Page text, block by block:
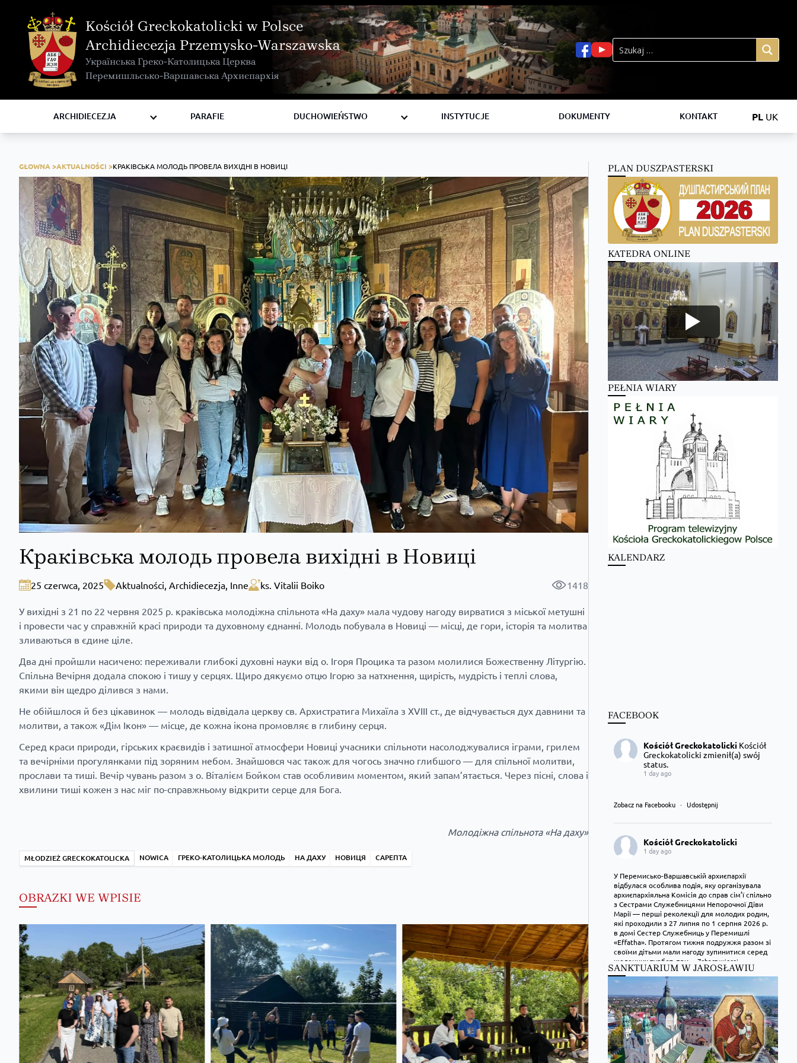
Kościół Greckokatolicki w Polsce
Archidiecezja Przemysko-Warszawska
Українська Греко-Католицька Церква
Перемишльсько-Варшавська Архиєпархія
ARCHIDIECEZJA
KURIA METROPOLITALNA
KAPITUŁA
KOMISJE I WYDZIAŁY
RADY
ZAKONY I ZGROMADZENIA
PARAFIE
DUCHOWIEŃSTWO
BISKUPI
KSIĘŻA
INSTYTUCJE
DOKUMENTY KONTAKT PL UK
GŁOWNA >AKTUALNOŚCI >КРАКІВСЬКА МОЛОДЬ ПРОВЕЛА ВИХІДНІ В НОВИЦІ
Краківська молодь провела вихідні в Новиці
25 czerwca, 2025 Aktualności, Archidiecezja, Inne ks. Vitalii Boiko 1418
У вихідні з 21 по 22 червня 2025 р. краківська молодіжна спільнота «На даху» мала чудову нагоду вирватися з міської метушні
і провести час у справжній красі природи та духовному єднанні. Молодь побувала в Новиці — місці, де гори, історія та молитва
зливаються в єдине ціле.
Два дні пройшли насичено: переживали глибокі духовні науки від о. Ігоря Процика та разом молилися Божественну Літургію.
Спільна Вечірня додала спокою і тишу у серцях. Щиро дякуємо отцю Ігорю за натхнення, щирість, мудрість і теплі слова,
якими він щедро ділився з нами.
Не обійшлося й без цікавинок — молодь відвідала церкву св. Архистратига Михаїла з XVIII ст., де відчувається дух давнини та
молитви, а також «Дім Ікон» — місце, де кожна ікона промовляє в глибину серця.
Серед краси природи, гірських краєвидів і затишної атмосфери Новиці учасники спільноти насолоджувалися іграми, грилем
та вечірніми прогулянками під зоряним небом. Знайшовся час також для чогось значно глибшого — для спільної молитви,
прослави та тиші. Вечір чувань разом з о. Віталієм Бойком став особливим моментом, який запам’ятається. Через пісні, слова і
хвилини тиші кожен з нас міг по-справжньому відкрити серце для Бога.
Молодіжна спільнота «На даху»
MŁODZIEŻ GRECKOKATOLICKA NOWICA ГРЕКО-КАТОЛИЦЬКА МОЛОДЬ НА ДАХУ НОВИЦЯ САРЕПТА
OBRAZKI WE WPISIE
PLAN DUSZPASTERSKI
KATEDRA ONLINE
PEŁNIA WIARY
KALENDARZ
FACEBOOK
Kościół Greckokatolicki Kościół
Greckokatolicki zmienił(a) swój
status.
1 day ago
Zobacz na Facebooku · Udostępnij
Kościół Greckokatolicki
1 day ago
У Перемисько-Варшавській архиєпархії
відбулася особлива подія, яку організувала
архиєпархіяльна Комісія до справ сім’ї спільно
з Сестрами Служебницями Непорочної Діви
Марії — перші реколекції для молодих родин,
які проходили з 27 липня по 1 серпня 2026 р.
в домі Сестер Служебниць у Перемишлі
«Effatha». Протягом тижня подружжя разом зі
своїми дітьми мали нагоду зупинитися серед
щоденних турбот, при
Zobacz więcej
Zobacz na Facebooku Udostępnij
Kościół Greckokatolicki
1 day ago
Преображення Господнє в Лодзі
SANKTUARIUM W JAROSŁAWIU